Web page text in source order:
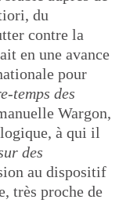
du
contre la
en une avance
pour
temps des
Wargon,
à qui il
des
au dispositif
très proche de